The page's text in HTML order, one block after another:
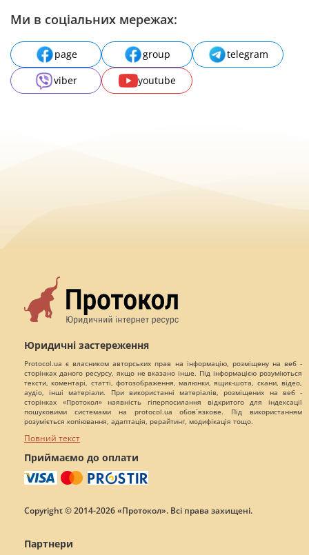
Ми в соціальних мережах:
page group
telegram
viber
youtube
Юридичні застереження
Protocol.ua є власником авторських прав на інформацію, розміщену на веб -
сторінках даного ресурсу, якщо не вказано інше. Під інформацією розуміються
тексти, коментарі, статті, фотозображення, малюнки, ящик-шота, скани, відео,
аудіо, інші матеріали. При використанні матеріалів, розміщених на веб -
сторінках «Протокол» наявність гіперпосилання відкритого для індексації
пошуковими системами на protocol.ua обов`язкове. Під використанням
розуміється копіювання, адаптація, рерайтинг, модифікація тощо.
Повний текст
Приймаємо до оплати
Copyright © 2014-2026 «Протокол». Всі права захищені.
Партнери